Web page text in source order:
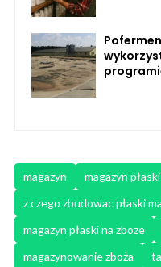
magazyn
magazyn płaski
z czego zbudowac płaski
magazyn płaski na zboze
magazynowanie zboża